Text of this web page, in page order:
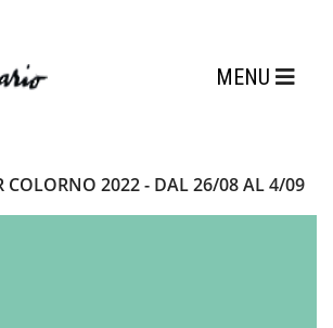
COLORNO 2022 - DAL 26/08 AL 4/09